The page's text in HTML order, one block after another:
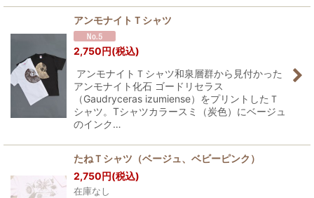
アンモナイトＴシャツ
2,750円(税込)
アンモナイトＴシャツ和泉層群から見付かった
アンモナイト化石 ゴードリセラス
（Gaudryceras izumiense）をプリントしたＴ
シャツ。Tシャツカラースミ（炭色）にベージュ
のインク…
たねＴシャツ（ベージュ、ベビーピンク）
2,750円(税込)
在庫なし